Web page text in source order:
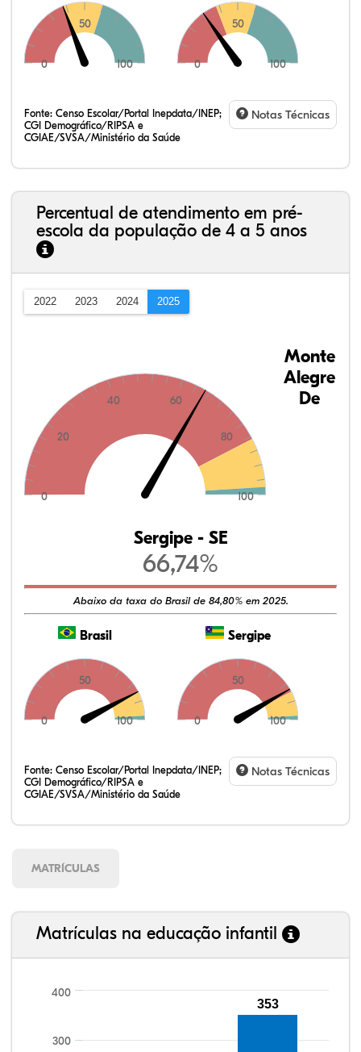
0
50
100 0
50
100
Fonte: Censo Escolar/Portal Inepdata/INEP;
CGI Demográfico/RIPSA e
CGIAE/SVSA/Ministério da Saúde
Notas Técnicas
Percentual de atendimento em pré-
escola da população de 4 a 5 anos
2022 2023 2024 2025
0
20
40 60
80
100
Monte
Alegre
De
Sergipe - SE
66,74%
Abaixo da taxa do Brasil de 84,80% em 2025.
Brasil
0
50
100
Sergipe
0
50
100
Fonte: Censo Escolar/Portal Inepdata/INEP;
CGI Demográfico/RIPSA e
CGIAE/SVSA/Ministério da Saúde
Notas Técnicas
MATRÍCULAS
Matrículas na educação infantil
300
400
353